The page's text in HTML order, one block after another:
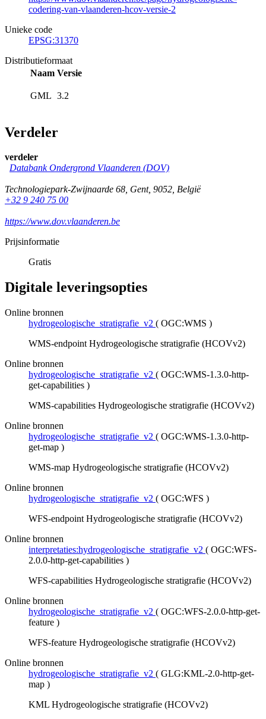
codering-van-vlaanderen-hcov-versie-2
Unieke code
EPSG:31370
Distributieformaat
Naam Versie
GML 3.2
Verdeler
verdeler
Databank Ondergrond Vlaanderen (DOV)
Technologiepark-Zwijnaarde 68, Gent, 9052, België
+32 9 240 75 00
https://www.dov.vlaanderen.be
Prijsinformatie
Gratis
Digitale leveringsopties
Online bronnen
hydrogeologische_stratigrafie_v2 ( OGC:WMS )
WMS-endpoint Hydrogeologische stratigrafie (HCOVv2)
Online bronnen
hydrogeologische_stratigrafie_v2 ( OGC:WMS-1.3.0-http-
get-capabilities )
WMS-capabilities Hydrogeologische stratigrafie (HCOVv2)
Online bronnen
hydrogeologische_stratigrafie_v2 ( OGC:WMS-1.3.0-http-
get-map )
WMS-map Hydrogeologische stratigrafie (HCOVv2)
Online bronnen
hydrogeologische_stratigrafie_v2 ( OGC:WFS )
WFS-endpoint Hydrogeologische stratigrafie (HCOVv2)
Online bronnen
interpretaties:hydrogeologische_stratigrafie_v2 ( OGC:WFS-
2.0.0-http-get-capabilities )
WFS-capabilities Hydrogeologische stratigrafie (HCOVv2)
Online bronnen
hydrogeologische_stratigrafie_v2 ( OGC:WFS-2.0.0-http-get-
feature )
WFS-feature Hydrogeologische stratigrafie (HCOVv2)
Online bronnen
hydrogeologische_stratigrafie_v2 ( GLG:KML-2.0-http-get-
map )
KML Hydrogeologische stratigrafie (HCOVv2)